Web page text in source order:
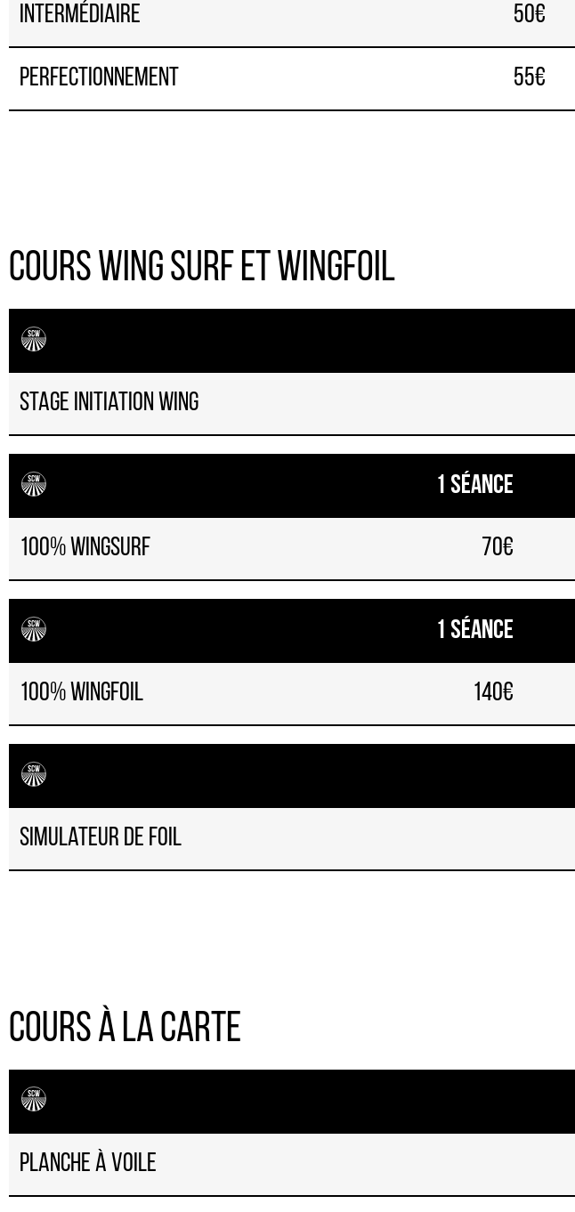
Intermédiaire 50€
Perfectionnement 55€
COURS WING SURF ET WINGFOIL
Stage Initiation WING
1 séance
100% wingsurf 70€
1 séance
100% wingfoil 140€
simulateur de foil
Cours à la carte
Planche à voile